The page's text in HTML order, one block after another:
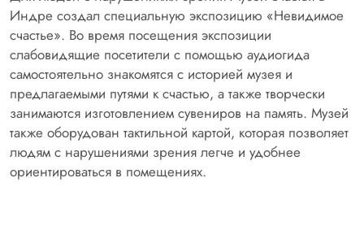
Индре создал специальную экспозицию «Невидимое
счастье». Во время посещения экспозиции
слабовидящие посетители с помощью аудиогида
самостоятельно знакомятся с историей музея и
предлагаемыми путями к счастью, а также творчески
занимаются изготовлением сувениров на память. Музей
также оборудован тактильной картой, которая позволяет
людям с нарушениями зрения легче и удобнее
ориентироваться в помещениях.